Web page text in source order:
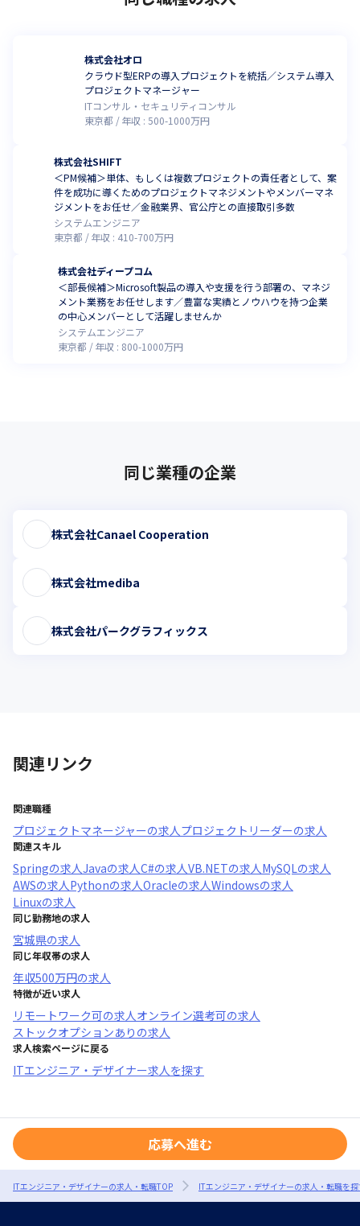
株式会社オロ
クラウド型ERPの導入プロジェクトを統括／システム導入
プロジェクトマネージャー
ITコンサル・セキュリティコンサル
東京都
年収 :500-1000万円
株式会社SHIFT
＜PM候補＞単体、もしくは複数プロジェクトの責任者として、案
件を成功に導くためのプロジェクトマネジメントやメンバーマネ
ジメントをお任せ／金融業界、官公庁との直接取引多数
システムエンジニア
東京都
年収 : 410-700万円
株式会社ディープコム
＜部長候補＞Microsoft製品の導入や支援を行う部署の、マネジ
メント業務をお任せします／豊富な実績とノウハウを持つ企業
の中心メンバーとして活躍しませんか
システムエンジニア
東京都
年収 : 800-1000万円
同じ業種の企業
株式会社Canael Cooperation
株式会社mediba
株式会社パークグラフィックス
関連リンク
関連職種
プロジェクトマネージャーの求人プロジェクトリーダーの求人
関連スキル
Springの求人Javaの求人C#の求人VB.NETの求人MySQLの求人
AWSの求人Pythonの求人Oracleの求人Windowsの求人
Linuxの求人
同じ勤務地の求人
宮城県の求人
同じ年収帯の求人
年収500万円の求人
特徴が近い求人
リモートワーク可の求人オンライン選考可の求人
ストックオプションあり の求人
求人検索ページに戻る
ITエンジニア・デザイナー求人を探す
応募へ進む
ITエンジニア・デザイナーの求人・転職TOP ITエンジニア・デザイナーの求人・転職を